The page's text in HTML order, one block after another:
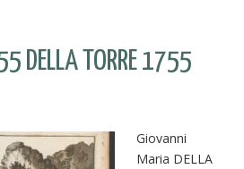
DELLA TORRE 1755
Giovanni
Maria DELLA